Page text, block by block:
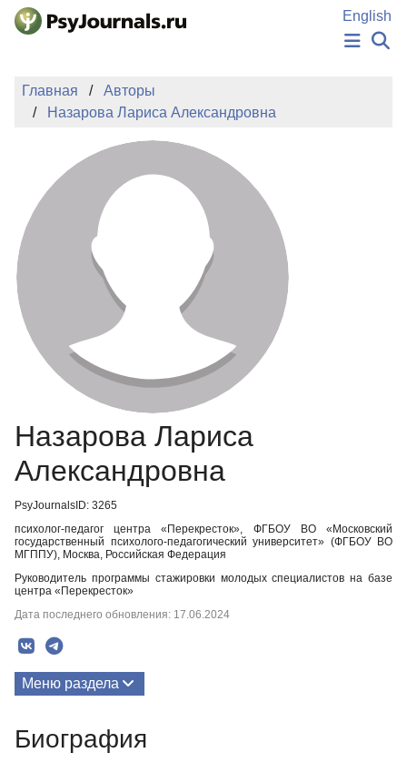
Перейти к основному содержанию
English
ИЗДАНИЯ
АВТОРЫ
ПОДАТЬ РУКОПИСЬ
БАЗА ЗНАНИЙ
КЛЮЧЕВЫЕ СЛОВА
Регистрация
Главная
Авторы
Назарова Лариса Александровна
Назарова Лариса
Александровна
PsyJournalsID: 3265
психолог-педагог центра «Перекресток», ФГБОУ ВО «Московский
государственный психолого-педагогический университет» (ФГБОУ ВО
МГППУ), Москва, Российская Федерация
Руководитель программы стажировки молодых специалистов на базе
центра «Перекресток»
Дата последнего обновления: 17.06.2024
Меню раздела
Биография
Биография